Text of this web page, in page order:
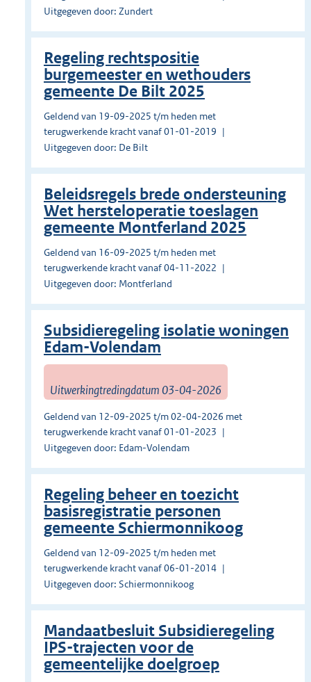
Uitgegeven door: Zundert
Regeling rechtspositie
burgemeester en wethouders
gemeente De Bilt 2025
Geldend van 19-09-2025 t/m heden met
terugwerkende kracht vanaf 01-01-2019
Uitgegeven door: De Bilt
Beleidsregels brede ondersteuning
Wet hersteloperatie toeslagen
gemeente Montferland 2025
Geldend van 16-09-2025 t/m heden met
terugwerkende kracht vanaf 04-11-2022
Uitgegeven door: Montferland
Subsidieregeling isolatie woningen
Edam-Volendam
Uitwerkingtredingdatum 03-04-2026
Geldend van 12-09-2025 t/m 02-04-2026 met
terugwerkende kracht vanaf 01-01-2023
Uitgegeven door: Edam-Volendam
Regeling beheer en toezicht
basisregistratie personen
gemeente Schiermonnikoog
Geldend van 12-09-2025 t/m heden met
terugwerkende kracht vanaf 06-01-2014
Uitgegeven door: Schiermonnikoog
Mandaatbesluit Subsidieregeling
IPS-trajecten voor de
gemeentelijke doelgroep